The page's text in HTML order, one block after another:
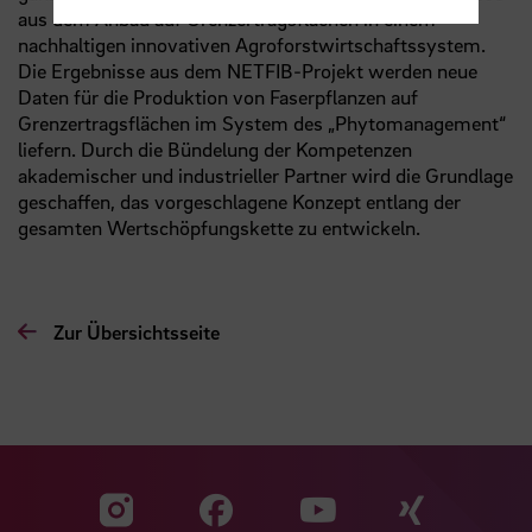
aus dem Anbau auf Grenzertragsflächen in einem
nachhaltigen innovativen Agroforstwirtschaftssystem.
Die Ergebnisse aus dem NETFIB-Projekt werden neue
Daten für die Produktion von Faserpflanzen auf
Grenzertragsflächen im System des „Phytomanagement“
liefern. Durch die Bündelung der Kompetenzen
akademischer und industrieller Partner wird die Grundlage
geschaffen, das vorgeschlagene Konzept entlang der
gesamten Wertschöpfungskette zu entwickeln.
Zur Übersichtsseite
Zu unserer Facebook
Zu